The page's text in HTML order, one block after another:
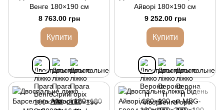
Венге 180×190 см
8 763.00 грн
Купити
Айворі 180×190 см
9 252.00 грн
Купити